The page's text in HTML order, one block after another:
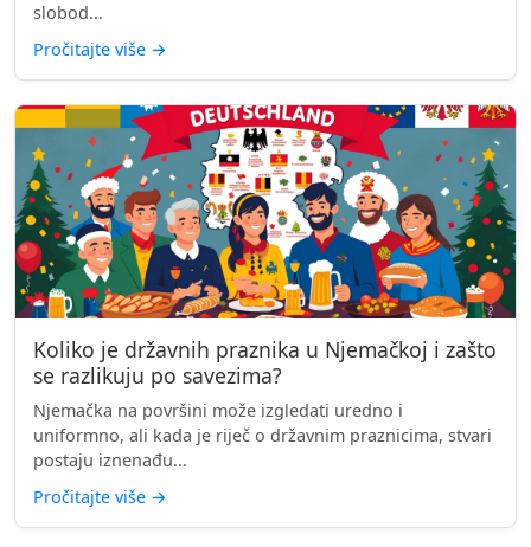
slobod...
Pročitajte više →
Koliko je državnih praznika u Njemačkoj i zašto
se razlikuju po savezima?
Njemačka na površini može izgledati uredno i
uniformno, ali kada je riječ o državnim praznicima, stvari
postaju iznenađu...
Pročitajte više →